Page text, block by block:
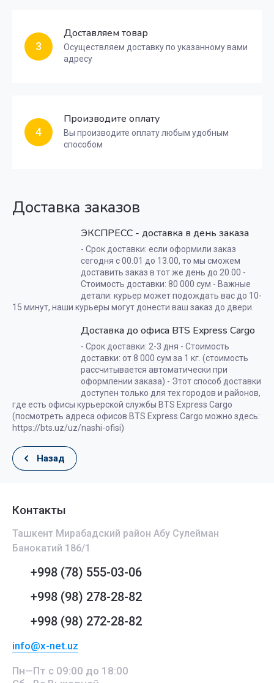
3
Доставляем товар
Осуществляем доставку по указанному вами
адресу
4
Производите оплату
Вы производите оплату любым удобным
способом
Доставка заказов
ЭКСПРЕСС - доставка в день заказа
- Срок доставки: если оформили заказ
сегодня с 00.01 до 13.00, то мы сможем
доставить заказ в тот же день до 20.00 -
Стоимость доставки: 80 000 сум - Важные
детали: курьер может подождать вас до 10-
15 минут, наши курьеры могут донести ваш заказ до двери.
Доставка до офиса BTS Express Cargo
- Срок доставки: 2-3 дня - Стоимость
доставки: от 8 000 сум за 1 кг. (стоимость
рассчитывается автоматически при
оформлении заказа) - Этот способ доставки
доступен только для тех городов и районов,
где есть офисы курьерской службы BTS Express Cargo
(посмотреть адреса офисов BTS Express Cargo можно здесь:
https://bts.uz/uz/nashi-ofisi)
Назад
Контакты
Ташкент Мирабадский район Абу Сулейман
Банокатий 186/1
+998 (78) 555-03-06
+998 (98) 278-28-82
+998 (98) 272-28-82
info@x-net.uz
Пн—Пт с 09:00 до 18:00